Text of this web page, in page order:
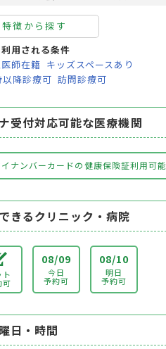
特徴から探す
用される条件
師在籍 キッズスペースあり
降診療可 訪問診療可
受付対応可能な医療機関
イナンバーカードの健康保険証利用可能
きるクリニック・病院
ト
可
08/09
今日
予約可
08/10
明日
予約可
日・時間